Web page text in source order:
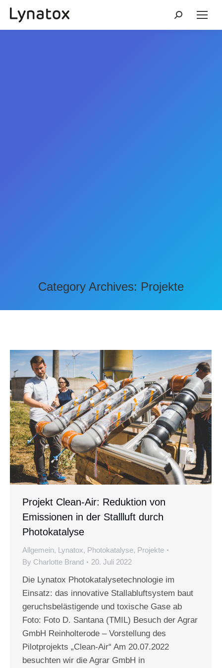
Search:
Category Archives: Projekte
Projekt Clean-Air: Reduktion von
Emissionen in der Stallluft durch
Photokatalyse
Allgemein, Lynatox, Photokatalyse, Projekte
By Charlotte Brand 20. Juli 2022
Die Lynatox Photokatalysetechnologie im
Einsatz: das innovative Stallabluftsystem baut
geruchsbelästigende und toxische Gase ab
Foto: Foto D. Santana (TMIL) Besuch der Agrar
GmbH Reinholterode – Vorstellung des
Pilotprojekts „Clean-Air“ Am 20.07.2022
besuchten wir die Agrar GmbH in